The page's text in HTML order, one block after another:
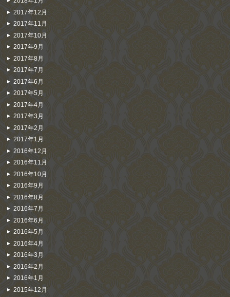
2017年12月
2017年11月
2017年10月
2017年9月
2017年8月
2017年7月
2017年6月
2017年5月
2017年4月
2017年3月
2017年2月
2017年1月
2016年12月
2016年11月
2016年10月
2016年9月
2016年8月
2016年7月
2016年6月
2016年5月
2016年4月
2016年3月
2016年2月
2016年1月
2015年12月